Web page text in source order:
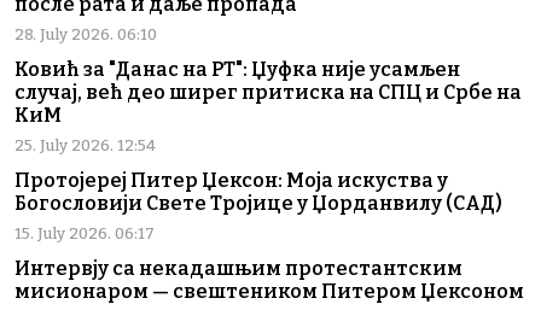
после рата и даље пропада
28. July 2026. 06:10
Ковић за "Данас на РТ": Џуфка није усамљен
случај, већ део ширег притиска на СПЦ и Србе на
КиМ
25. July 2026. 12:54
Протојереј Питер Џексон: Моја искуства у
Богословији Свете Тројице у Џорданвилу (САД)
15. July 2026. 06:17
Интервју са некадашњим протестантским
мисионаром — свештеником Питером Џексоном